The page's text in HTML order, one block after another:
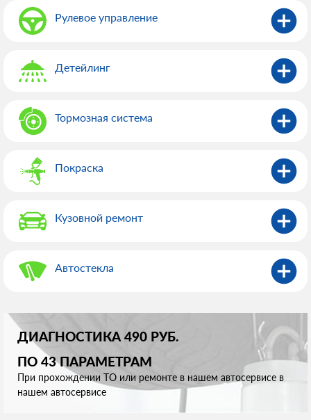
Рулевое управление
Детейлинг
Тормозная система
Покраска
Кузовной ремонт
Автостекла
ДИАГНОСТИКА 490 РУБ.
ПО 43 ПАРАМЕТРАМ
При прохождении ТО или ремонте в нашем автосервисе в
нашем автосервисе